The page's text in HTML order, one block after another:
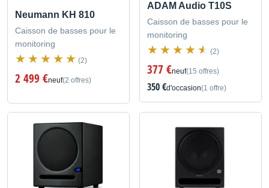
Neumann KH 810
Caisson de basses pour le
monitoring
(2)
2 499 €neuf(2 offres)
ADAM Audio T10S
Caisson de basses pour le
monitoring
(2)
377 €neuf(15 offres)
350 €d'occasion(1 offre)